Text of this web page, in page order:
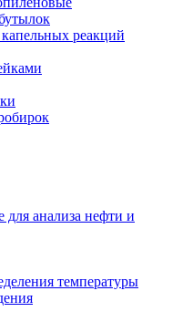
реакций
для анализа нефти и
температуры